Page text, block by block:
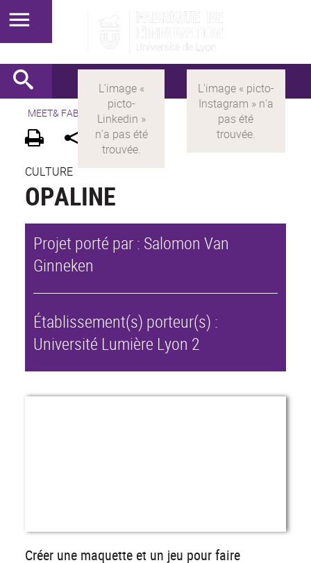
MEET& FABRIK > FR Exposants
CULTURE
OPALINE
Salomon Van
Ginneken
Université Lumière Lyon 2
Créer une maquette et un jeu pour faire